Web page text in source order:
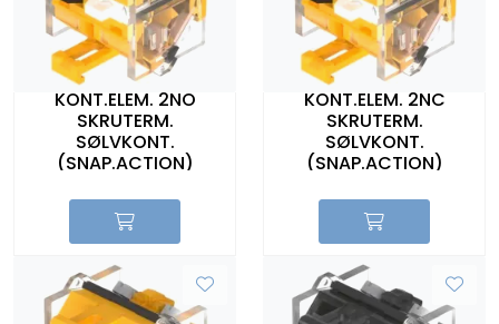
KONT.ELEM. 2NO
SKRUTERM.
SØLVKONT.
(SNAP.ACTION)
KONT.ELEM. 2NC
SKRUTERM.
SØLVKONT.
(SNAP.ACTION)